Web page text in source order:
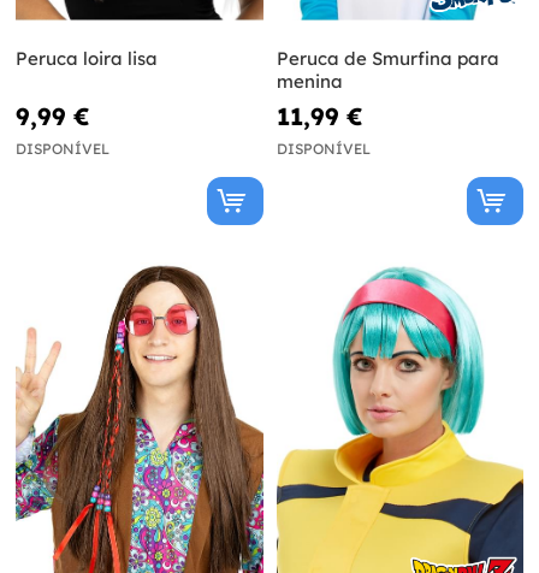
Peruca loira lisa
9,99 €
DISPONÍVEL
Peruca de Smurfina para
menina
11,99 €
DISPONÍVEL